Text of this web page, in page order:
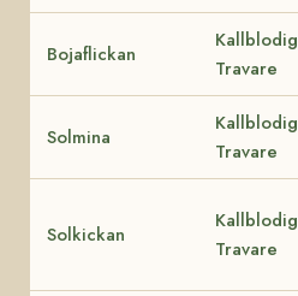
Bojaflickan
Kallblodig
Travare
Solmina
Kallblodig
Travare
Solkickan
Kallblodig
Travare